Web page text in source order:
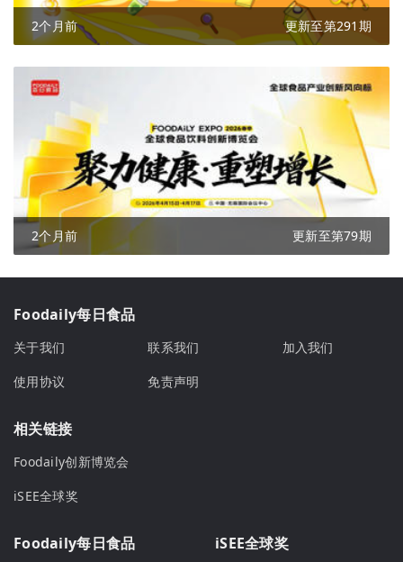
2个月前 更新至第291期
2个月前 更新至第79期
Foodaily每日食品
关于我们 联系我们
加入我们
使用协议
免责声明
相关链接
Foodaily创新博览会
iSEE全球奖
Foodaily每日食品 iSEE全球奖